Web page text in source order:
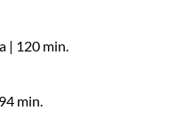
| 120 min.
min.